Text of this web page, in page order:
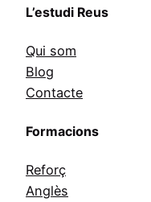
L’estudi Reus
Qui som
Blog
Contacte
Formacions
Reforç
Anglès